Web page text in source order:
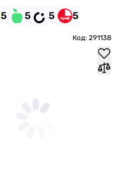
5 5 5 5
Код: 291138